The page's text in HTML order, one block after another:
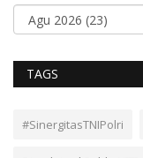
TAGS
#SinergitasTNIPolri